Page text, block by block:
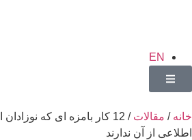
EN
خانه / مقالات
/ 12 کار بامزه ای که
اطلاعی از آن ندارند